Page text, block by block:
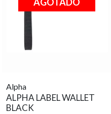
Alpha
ALPHA LABEL WALLET
BLACK